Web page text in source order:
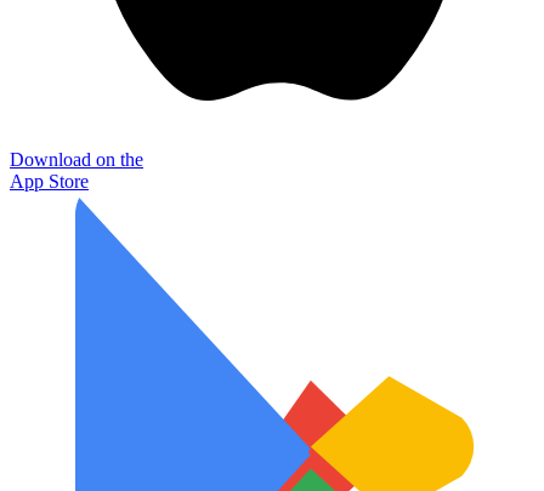
Download on the
App Store